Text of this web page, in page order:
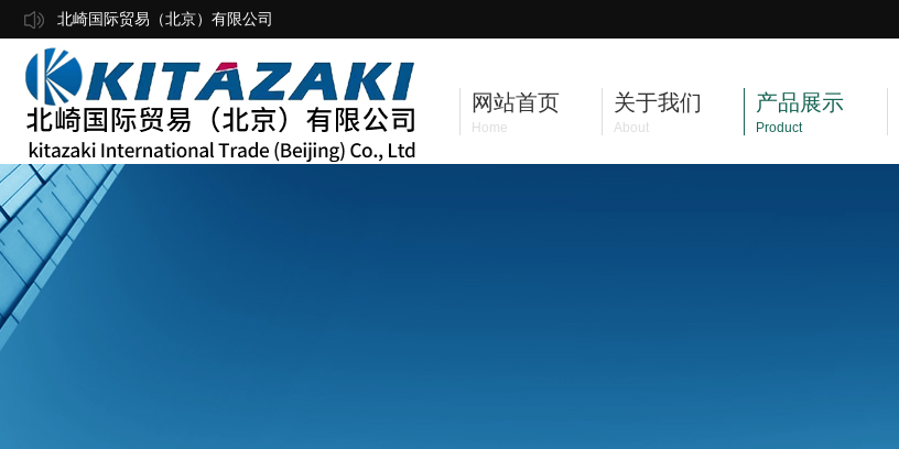
北崎国际贸易（北京）有限公司
网站首页
Home
关于我们
About
产品展示
Product